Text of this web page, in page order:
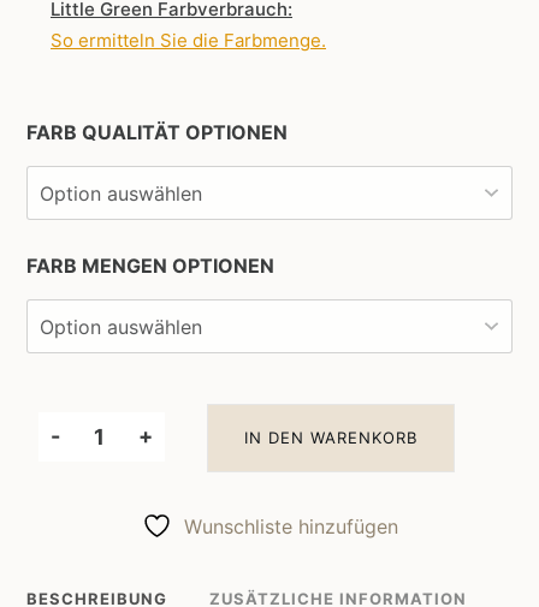
Little Green Farbverbrauch:
So ermitteln Sie die Farbmenge.
FARB QUALITÄT OPTIONEN
FARB MENGEN OPTIONEN
-
Little
Wandfarbe
+ IN DEN WARENKORB
Wunschliste hinzufügen
BESCHREIBUNG ZUSÄTZLICHE INFORMATION